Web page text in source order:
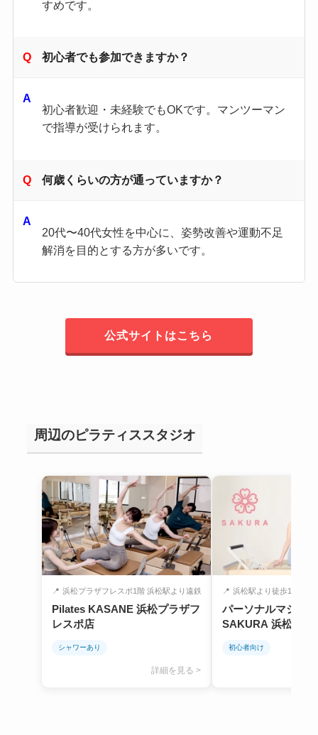
すめです。
初心者でも参加できますか？
初心者歓迎・未経験でもOKです。マンツーマン
で指導が受けられます。
何歳くらいの方が通っていますか？
20代〜40代女性を中心に、姿勢改善や運動不足
解消を目的とする方が多いです。
公式サイトはこちら
周辺のピラティススタジオ
📍 浜松プラザフレスポ1階 浜松駅より遠鉄バ...
Pilates KASANE 浜松プラザフ
レスポ店
シャワーあり
詳細を見る >
📍 浜松駅より徒歩12分 遠
パーソナルマシン
SAKURA 浜松店
初心者向け